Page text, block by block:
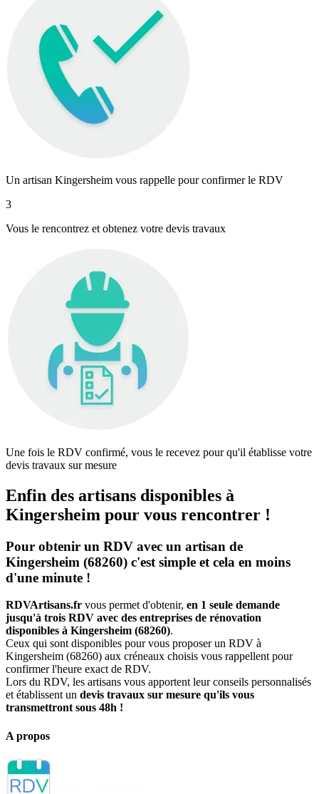
Un artisan Kingersheim vous rappelle pour confirmer le RDV
3
Vous le rencontrez et obtenez votre devis travaux
Une fois le RDV confirmé, vous le recevez pour qu'il établisse votre
devis travaux sur mesure
Enfin des artisans disponibles à
Kingersheim pour vous rencontrer !
Pour obtenir un RDV avec un artisan de
Kingersheim (68260) c'est simple et cela en moins
d'une minute !
RDVArtisans.fr vous permet d'obtenir, en 1 seule demande
jusqu'à trois RDV avec des entreprises de rénovation
disponibles à Kingersheim (68260).
Ceux qui sont disponibles pour vous proposer un RDV à
Kingersheim (68260) aux créneaux choisis vous rappellent pour
confirmer l'heure exact de RDV.
Lors du RDV, les artisans vous apportent leur conseils personnalisés
et établissent un devis travaux sur mesure qu'ils vous
transmettront sous 48h !
A propos